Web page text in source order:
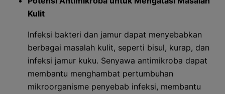
Kulit
Infeksi bakteri dan jamur dapat menyebabkan
berbagai masalah kulit, seperti bisul, kurap, dan
infeksi jamur kuku. Senyawa antimikroba dapat
membantu menghambat pertumbuhan
mikroorganisme penyebab infeksi, membantu